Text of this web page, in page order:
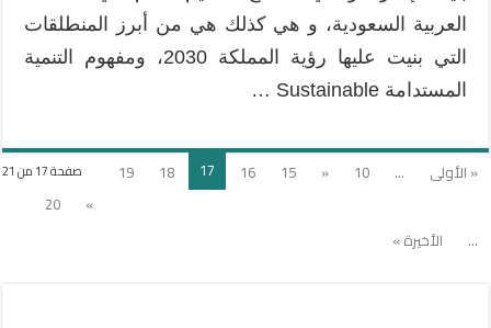
العربية السعودية، و هي كذلك هي من أبرز المنطلقات
التي بنيت عليها رؤية المملكة 2030، ومفهوم التنمية
المستدامة Sustainable …
صفحة 17 من 21 « الأولى ...
10
«
15
16
17
18
19
»
20
...
الأخيرة »